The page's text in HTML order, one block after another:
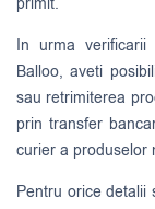
In urma verificarii
Balloo, aveti
sau retrimiterea
prin transfer
curier a produselor
Pentru orice detalii